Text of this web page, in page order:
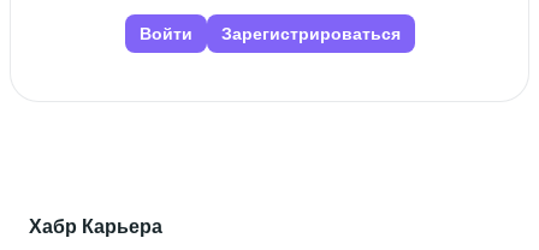
Войти Зарегистрироваться
Хабр Карьера